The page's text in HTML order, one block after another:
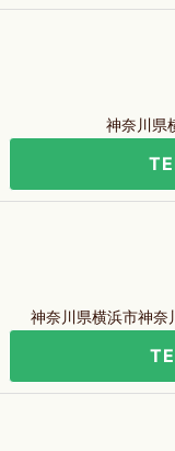
神奈川県
神奈川県横浜市神